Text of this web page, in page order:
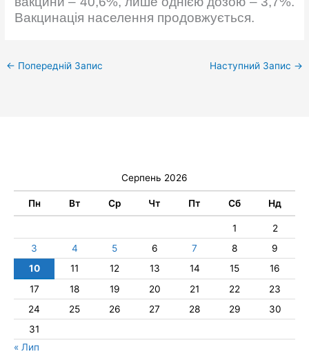
Вакцинація населення продовжується.
← Попередній Запис Наступний Запис →
Серпень 2026
Пн Вт Ср Чт Пт Сб Нд
1
2
3
4 5 6 7 8
9
10
11 12 13 14 15
16
17
18 19 20 21 22
23
24
25 26 27 28 29
30
31
« Лип